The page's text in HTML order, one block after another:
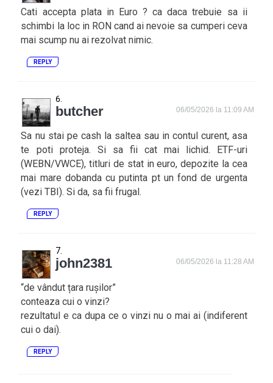
Cati accepta plata in Euro ? ca daca trebuie sa ii
schimbi la loc in RON cand ai nevoie sa cumperi ceva
mai scump nu ai rezolvat nimic.
REPLY
butcher 06/05/2026 la 11:09 AM
Sa nu stai pe cash la saltea sau in contul curent, asa
te poti proteja. Si sa fii cat mai lichid. ETF-uri
(WEBN/VWCE), titluri de stat in euro, depozite la cea
mai mare dobanda cu putinta pt un fond de urgenta
(vezi TBI). Si da, sa fii frugal.
REPLY
john2381 06/05/2026 la 11:28 AM
“de vândut țara rușilor”
conteaza cui o vinzi?
rezultatul e ca dupa ce o vinzi nu o mai ai (indiferent
cui o dai).
REPLY